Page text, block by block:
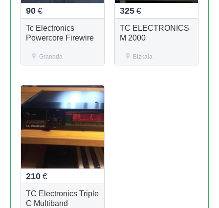
90 €
Tc Electronics
Powercore Firewire
Granada
325 €
TC ELECTRONICS
M 2000
Bizkaia
210 €
TC Electronics Triple
C Multiband